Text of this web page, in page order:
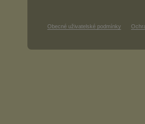
Obecné uživatelské podmínky